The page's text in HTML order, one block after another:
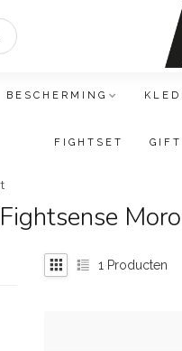
BESCHERMING
FIGHTSET
1 Producten